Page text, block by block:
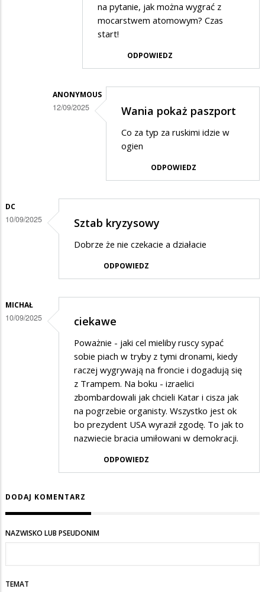
wiedza
na pytanie, jak można wygrać z
mocarstwem atomowym? Czas
start!
ODPOWIEDZ
ANONYMOUS
12/09/2025
na
wiesz,
o…
Wania pokaż paszport
Co za typ za ruskimi idzie w
ogien
ODPOWIEDZ
DC
10/09/2025 Sztab kryzysowy
Dobrze że nie czekacie a działacie
ODPOWIEDZ
MICHAŁ
10/09/2025 ciekawe
Poważnie - jaki cel mieliby ruscy sypać
sobie piach w tryby z tymi dronami, kiedy
raczej wygrywają na froncie i dogadują się
z Trampem. Na boku - izraelici
zbombardowali jak chcieli Katar i cisza jak
na pogrzebie organisty. Wszystko jest ok
bo prezydent USA wyraził zgodę. To jak to
nazwiecie bracia umiłowani w demokracji.
ODPOWIEDZ
DODAJ KOMENTARZ
NAZWISKO LUB PSEUDONIM
TEMAT